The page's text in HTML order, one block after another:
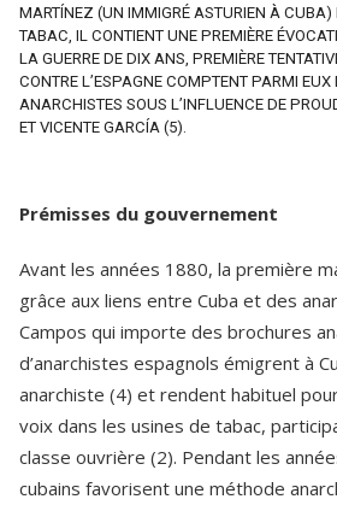
MARTÍNEZ (UN IMMIGRÉ ASTURIEN À CUBA)
TABAC, IL CONTIENT UNE PREMIÈRE
LA GUERRE DE DIX ANS, PREMIÈRE
CONTRE L’ESPAGNE COMPTENT PARMI
ANARCHISTES SOUS L’INFLUENCE DE
ET VICENTE GARCÍA (5).
Prémisses du gouvernement
Avant les années 1880, la première
grâce aux liens entre Cuba et des
Campos qui importe des brochures
d’anarchistes espagnols émigrent à
anarchiste (4) et rendent habituel
voix dans les usines de tabac,
classe ouvrière (2). Pendant les
cubains favorisent une méthode